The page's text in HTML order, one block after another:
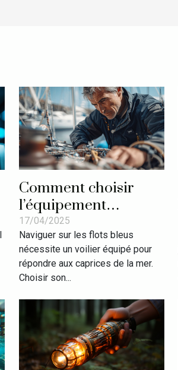
Comment choisir
l’équipement
d’accastillage idéal
pour votre voilier
17/04/2025
Naviguer sur les flots bleus
nécessite un voilier équipé pour
répondre aux caprices de la mer.
Choisir son...